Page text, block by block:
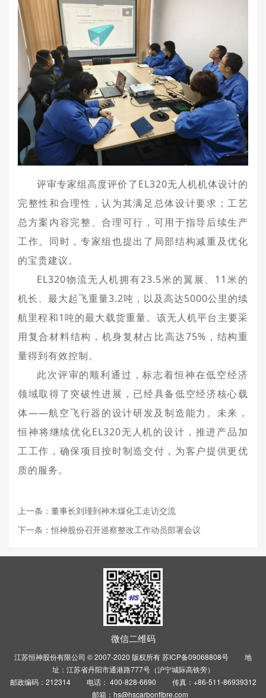
评审专家组高度评价了EL320无人机机体设计的
完整性和合理性，认为其满足总体设计要求；工艺
总方案内容完整、合理可行，可用于指导后续生产
工作。同时，专家组也提出了局部结构减重及优化
的宝贵建议。
EL320物流无人机拥有23.5米的翼展、11米的
机长、最大起飞重量3.2吨，以及高达5000公里的续
航里程和1吨的最大载货重量。该无人机平台主要采
用复合材料结构，机身复材占比高达75%，结构重
量得到有效控制。
此次评审的顺利通过，标志着恒神在低空经济
领域取得了突破性进展，已经具备低空经济核心载
体——航空飞行器的设计研发及制造能力。未来，
恒神将继续优化EL320无人机的设计，推进产品加
工工作，确保项目按时制造交付，为客户提供更优
质的服务。
上一条：董事长刘瑾到神木煤化工走访交流
下一条：恒神股份召开巡察整改工作动员部署会议
微信二维码
江苏恒神股份有限公司 © 2007-2020 版权所有苏ICP备09068808号 地
址：江苏省丹阳市通港路777号（沪宁城际高铁旁）
邮政编码：212314 电话： 400-828-6690 传真：+86-511-86939312
邮箱：hs@hscarbonfibre.com